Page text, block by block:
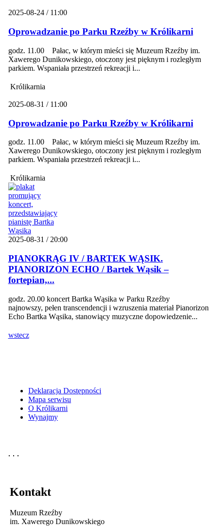
2025-08-24 / 11:00
Oprowadzanie po Parku Rzeźby w Królikarni
godz. 11.00 Pałac, w którym mieści się Muzeum Rzeźby im.
Xawerego Dunikowskiego, otoczony jest pięknym i rozległym
parkiem. Wspaniała przestrzeń rekreacji i...
Królikarnia
2025-08-31 / 11:00
Oprowadzanie po Parku Rzeźby w Królikarni
godz. 11.00 Pałac, w którym mieści się Muzeum Rzeźby im.
Xawerego Dunikowskiego, otoczony jest pięknym i rozległym
parkiem. Wspaniała przestrzeń rekreacji i...
Królikarnia
2025-08-31 / 20:00
PIANOKRĄG IV / BARTEK WĄSIK.
PIANORIZON ECHO / Bartek Wąsik –
fortepian,...
godz. 20.00 koncert Bartka Wąsika w Parku Rzeźby
najnowszy, pełen transcendencji i wzruszenia materiał Pianorizon
Echo Bartka Wąsika, stanowiący muzyczne dopowiedzenie...
wstecz
Deklaracja Dostępności
Mapa serwisu
O Królikarni
Wynajmy
Kontakt
Muzeum Rzeźby
im. Xawerego Dunikowskiego